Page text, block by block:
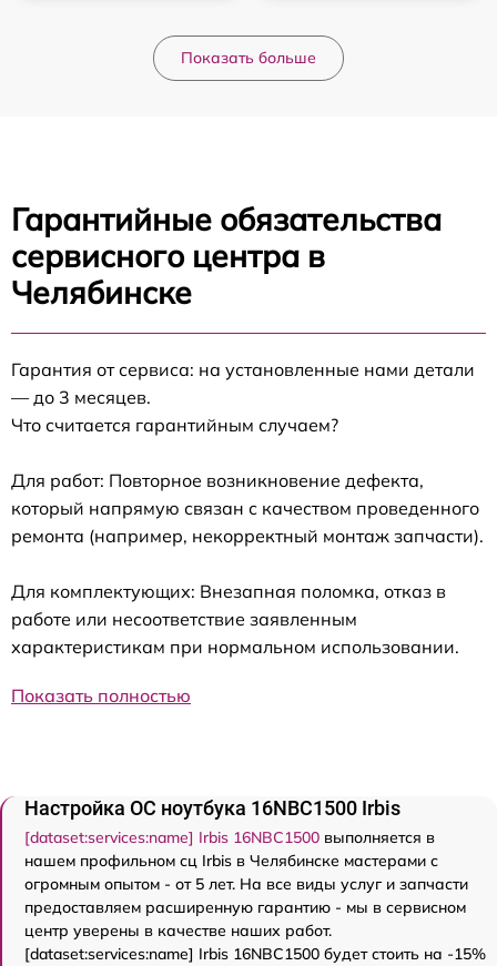
Показать больше
Гарантийные обязательства
сервисного центра в
Челябинске
Гарантия от сервиса: на установленные нами детали
— до 3 месяцев.
Что считается гарантийным случаем?
Для работ: Повторное возникновение дефекта,
который напрямую связан с качеством проведенного
ремонта (например, некорректный монтаж запчасти).
Для комплектующих: Внезапная поломка, отказ в
работе или несоответствие заявленным
характеристикам при нормальном использовании.
Показать полностью
Настройка ОС ноутбука 16NBC1500 Irbis
[dataset:services:name] Irbis 16NBC1500 выполняется в
нашем профильном сц Irbis в Челябинске мастерами с
огромным опытом - от 5 лет. На все виды услуг и запчасти
предоставляем расширенную гарантию - мы в сервисном
центр уверены в качестве наших работ.
[dataset:services:name] Irbis 16NBC1500 будет стоить на -15%